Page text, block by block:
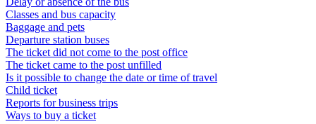
Classes and bus capacity
Baggage and pets
Departure station buses
The ticket did not come to the post office
The ticket came to the post unfilled
Is it possible to change the date or time of travel
Child ticket
Reports for business trips
Ways to buy a ticket